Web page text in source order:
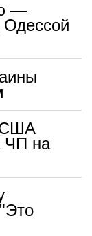
—
Одессой
США
ЧП на